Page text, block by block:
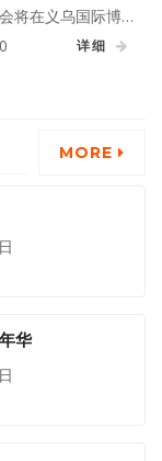
将在义乌国际博
！义乌车展门票
0 详细
MORE
华